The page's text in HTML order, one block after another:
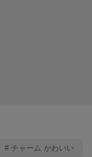
# チャーム かわいい